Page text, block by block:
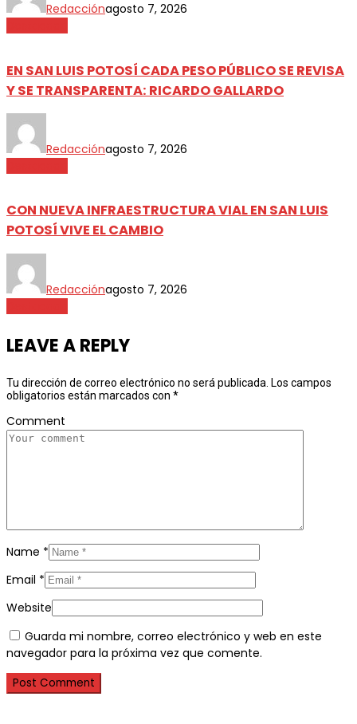
Redacciónagosto 7, 2026
EN SAN LUIS POTOSÍ CADA PESO PÚBLICO SE REVISA
Y SE TRANSPARENTA: RICARDO GALLARDO
Redacciónagosto 7, 2026
CON NUEVA INFRAESTRUCTURA VIAL EN SAN LUIS
POTOSÍ VIVE EL CAMBIO
Redacciónagosto 7, 2026
LEAVE A REPLY
Tu dirección de correo electrónico no será publicada. Los campos
obligatorios están marcados con *
Comment
Name *
Email *
Website
Guarda mi nombre, correo electrónico y web en este
navegador para la próxima vez que comente.